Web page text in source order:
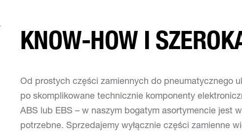
KNOW-HOW I
Od prostych części zamiennych do pneumatycznego
po skomplikowane technicznie komponenty
ABS lub EBS – w naszym bogatym asortymencie jest
potrzebne. Sprzedajemy wyłącznie części zamienne